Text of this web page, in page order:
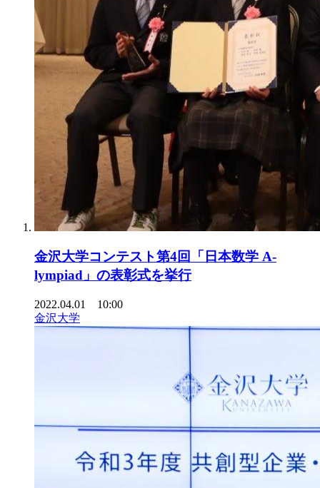
金沢大学コンテスト第4回「日本数学 A-
lympiad」の表彰式を挙行
2022.04.01 10:00
金沢大学